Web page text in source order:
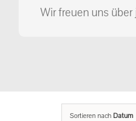
Wir freuen uns
Sortieren nach Datum